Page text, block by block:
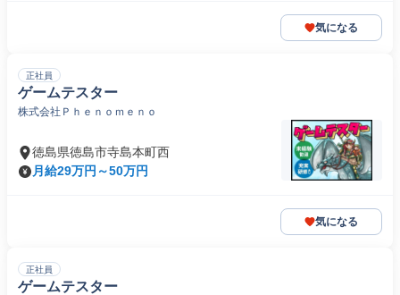
気になる
正社員
ゲームテスター
株式会社Ｐｈｅｎｏｍｅｎｏ
徳島県徳島市寺島本町西
月給29万円～50万円
気になる
正社員
ゲームテスター